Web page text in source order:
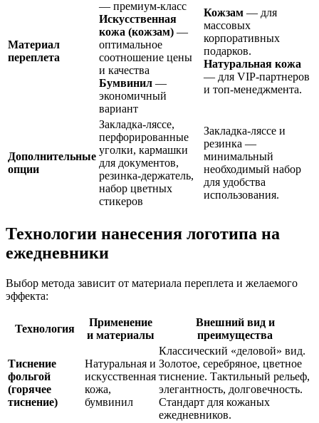
Материал
переплета
— премиум-класс
Искусственная
кожа (кожзам) —
оптимальное
соотношение цены
и качества
Бумвинил —
экономичный
вариант
Кожзам — для
массовых
корпоративных
подарков.
Натуральная кожа
— для VIP-партнеров
и топ-менеджмента.
Дополнительные
опции
Закладка-ляссе,
перфорированные
уголки, кармашки
для документов,
резинка-держатель,
набор цветных
стикеров
Закладка-ляссе и
резинка —
минимальный
необходимый набор
для удобства
использования.
Технологии нанесения логотипа на
ежедневники
Выбор метода зависит от материала переплета и желаемого
эффекта:
Технология
Применение
и материалы
Внешний вид и
преимущества
Тиснение
фольгой
(горячее
тиснение)
Натуральная и
искусственная
кожа,
бумвинил
Классический «деловой» вид.
Золотое, серебряное, цветное
тиснение. Тактильный рельеф,
элегантность, долговечность.
Стандарт для кожаных
ежедневников.